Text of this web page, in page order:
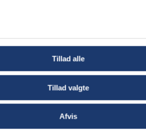
Tillad alle
Tillad valgte
Afvis
oplevelser. Siden 1990 har AV-Huset
forskellige AV-løsninger til en lang række
Her kan du gå på opdagelse i
udlejningsafdeling pr. 1. april 2025.
I AV-Huset klarer vi alle slags
events til små arrangementer. Siden 1990
både erhvervs- og privatkunder. Her følger